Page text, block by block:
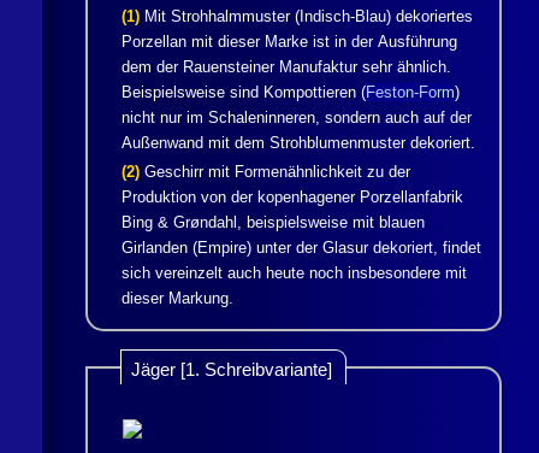
(1) Mit Strohhalmmuster (Indisch-Blau) dekoriertes
Porzellan mit dieser Marke ist in der Ausführung
dem der Rauensteiner Manufaktur sehr ähnlich.
Beispielsweise sind Kompottieren (Feston-Form)
nicht nur im Schaleninneren, sondern auch auf der
Außenwand mit dem Strohblumenmuster dekoriert.
(2) Geschirr mit Formenähnlichkeit zu der
Produktion von der kopenhagener Porzellanfabrik
Bing & Grøndahl, beispielsweise mit blauen
Girlanden (Empire) unter der Glasur dekoriert, findet
sich vereinzelt auch heute noch insbesondere mit
dieser Markung.
Jäger [1. Schreibvariante]